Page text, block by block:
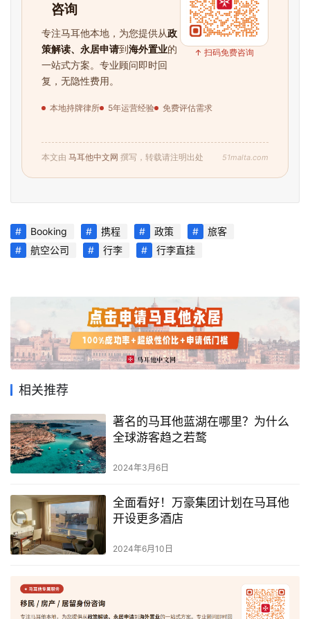
页
旅
攻
略
生
指
南
咨询
专注马耳他本地，为您提供从政
策解读、永居申请到海外置业的
一站式方案。专业顾问即时回
复，无隐性费用。
本地持牌律所 5年运营经验 免费评估需求
↑ 扫码免费咨询
本文由 马耳他中文网 撰写，转载请注明出处 51malta.com
Booking 携程 政策
旅客
航空公司
行李 行李直挂
相关推荐
著名的马耳他蓝湖在哪里？为什么
全球游客趋之若鹜
2024年3月6日
全面看好！万豪集团计划在马耳他
开设更多酒店
2024年6月10日